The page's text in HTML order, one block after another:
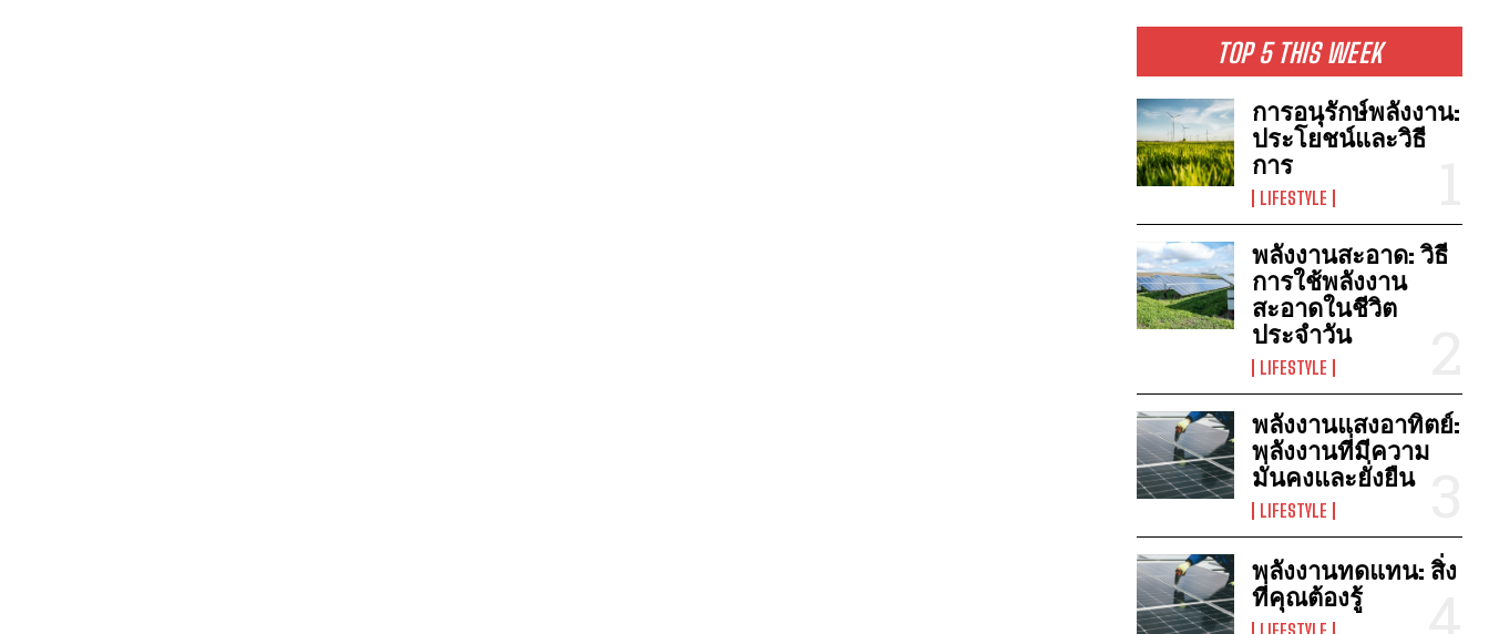
TOP 5 THIS WEEK
การอนุรักษ์พลังงาน:
ประโยชน์และวิธี
การ
LIFESTYLE
พลังงานสะอาด: วิธี
การใช้พลังงาน
สะอาดในชีวิต
ประจำวัน
LIFESTYLE
พลังงานแสงอาทิตย์:
พลังงานที่มีความ
มั่นคงและยั่งยืน
LIFESTYLE
พลังงานทดแทน: สิ่ง
ที่คุณต้องรู้
LIFESTYLE